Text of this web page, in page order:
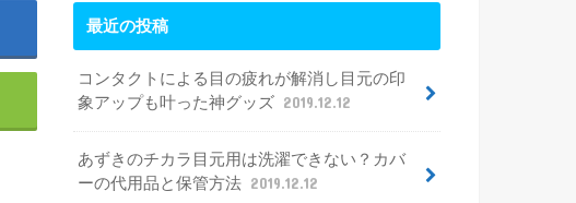
最近の投稿
コンタクトによる目の疲れが解消し目元の印
象アップも叶った神グッズ 2019.12.12
あずきのチカラ目元用は洗濯できない？カバ
ーの代用品と保管方法 2019.12.12